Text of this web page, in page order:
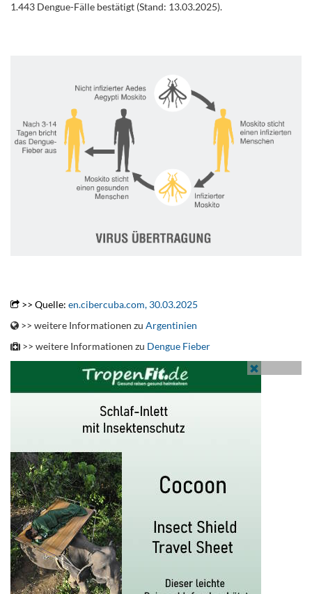
1.443 Dengue-Fälle bestätigt (Stand: 13.03.2025).
>> Quelle: en.cibercuba.com, 30.03.2025
>> weitere Informationen zu Argentinien
>> weitere Informationen zu Dengue Fieber